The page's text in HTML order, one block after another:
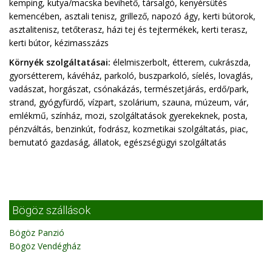
kemping, kutya/macska bevihető, társalgó, kenyérsütés
kemencében, asztali tenisz, grillező, napozó ágy, kerti bútorok,
asztalitenisz, tetőterasz, házi tej és tejtermékek, kerti terasz,
kerti bútor, kézimasszázs
Környék szolgáltatásai: élelmiszerbolt, étterem, cukrászda,
gyorsétterem, kávéház, parkoló, buszparkoló, síelés, lovaglás,
vadászat, horgászat, csónakázás, természetjárás, erdő/park,
strand, gyógyfürdő, vízpart, szolárium, szauna, múzeum, vár,
emlékmű, színház, mozi, szolgáltatások gyerekeknek, posta,
pénzváltás, benzinkút, fodrász, kozmetikai szolgáltatás, piac,
bemutató gazdaság, állatok, egészségügyi szolgáltatás
Bögöz szállások
Bögöz Panzió
Bögöz Vendégház